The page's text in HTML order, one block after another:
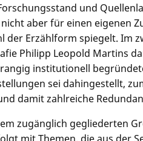
und
aber für einen eigenen
der Erzählform spiegelt. Im
Philipp Leopold Martins
institutionell
sei dahingestellt,
damit zahlreiche
zugänglich gegliederten